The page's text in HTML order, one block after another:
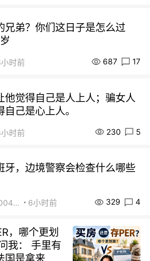
兄弟？你们这日子是怎么过
时前 687 17
他觉得自己是人上人；骗女人
己是心上人。
时前 230 5
牙，边境警察会检查什么哪些
街友14004820 6小时前 329 4
，哪个更划
我： 手里有
国是拿来